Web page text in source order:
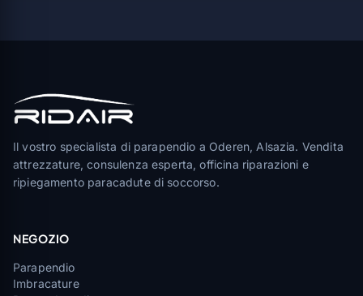
Il vostro specialista di parapendio a Oderen, Alsazia. Vendita
attrezzature, consulenza esperta, officina riparazioni e
ripiegamento paracadute di soccorso.
NEGOZIO
Parapendio
Imbracature